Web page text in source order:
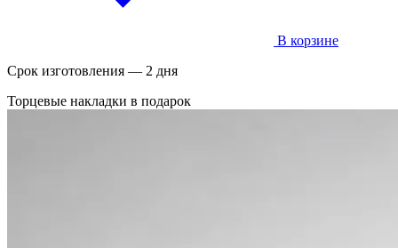
В корзине
Срок изготовления — 2 дня
Торцевые накладки в подарок